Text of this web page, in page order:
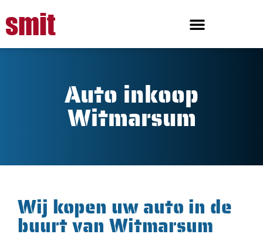
Auto inkoop
Witmarsum
Wij kopen uw auto in de
buurt van Witmarsum